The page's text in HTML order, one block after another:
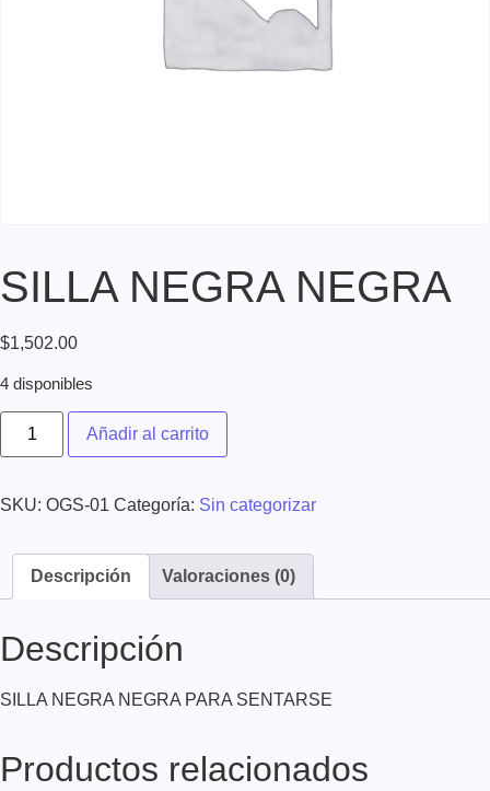
SILLA NEGRA NEGRA
$1,502.00
4 disponibles
Añadir al carrito
SKU: OGS-01 Categoría: Sin categorizar
Descripción Valoraciones (0)
Descripción
SILLA NEGRA NEGRA PARA SENTARSE
Productos relacionados